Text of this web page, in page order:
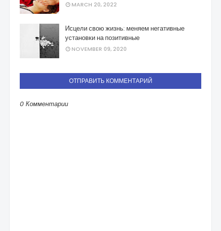
MARCH 20, 2022
Исцели свою жизнь: меняем негативные
установки на позитивные
NOVEMBER 09, 2020
ОТПРАВИТЬ КОММЕНТАРИЙ
0 Комментарии